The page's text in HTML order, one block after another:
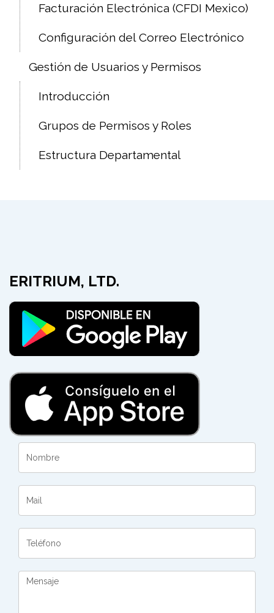
Facturación Electrónica (CFDI Mexico)
Configuración del Correo Electrónico
Gestión de Usuarios y Permisos
Introducción
Grupos de Permisos y Roles
Estructura Departamental
ERITRIUM, LTD.